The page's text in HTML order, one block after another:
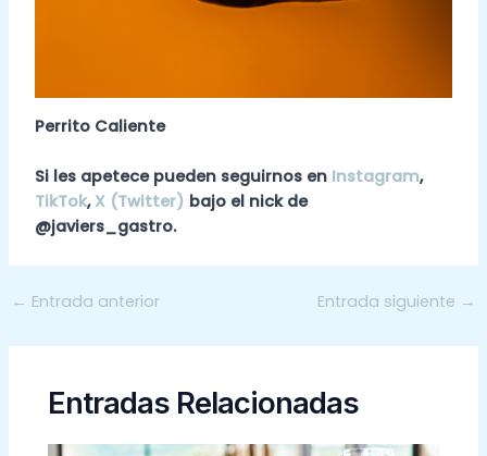
Perrito Caliente
Si les apetece pueden seguirnos en Instagram,
TikTok, X (Twitter) bajo el nick de
@javiers_gastro.
← Entrada anterior Entrada siguiente →
Entradas Relacionadas